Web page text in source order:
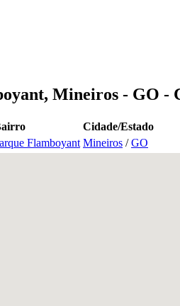
Mineiros - GO -
Cidade/Estado
Flamboyant Mineiros /GO